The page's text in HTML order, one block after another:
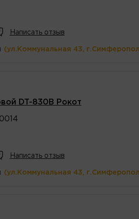
Написать отзыв
(ул.Коммунальная 43,
DT-830B Рокот
Написать отзыв
(ул.Коммунальная 43,